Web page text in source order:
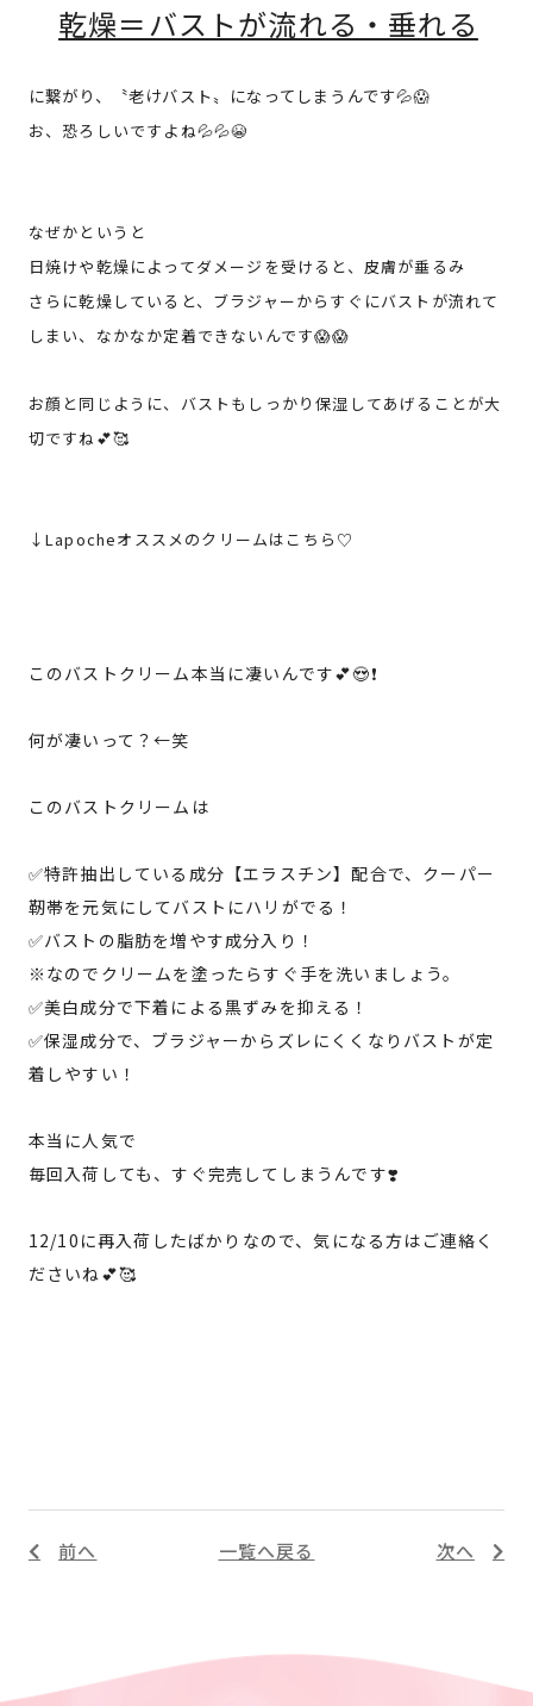
乾燥＝バストが流れる・垂れる
に繋がり、〝老けバスト〟になってしまうんです💦😱
お、恐ろしいですよね💦💦😭
なぜかというと
日焼けや乾燥によってダメージを受けると、皮膚が垂るみ
さらに乾燥していると、ブラジャーからすぐにバストが流れて
しまい、なかなか定着できないんです😱😱
お顔と同じように、バストもしっかり保湿してあげることが大
切ですね💕🥰
↓Lapocheオススメのクリームはこちら♡
このバストクリーム本当に凄いんです💕😍❗️
何が凄いって？←笑
このバストクリームは
✅特許抽出している成分【エラスチン】配合で、クーパー
靭帯を元気にしてバストにハリがでる！
✅バストの脂肪を増やす成分入り！
※なのでクリームを塗ったらすぐ手を洗いましょう。
✅美白成分で下着による黒ずみを抑える！
✅保湿成分で、ブラジャーからズレにくくなりバストが定
着しやすい！
本当に人気で
毎回入荷しても、すぐ完売してしまうんです❣️
12/10に再入荷したばかりなので、気になる方はご連絡く
ださいね💕🥰
前へ 一覧へ戻る 次へ